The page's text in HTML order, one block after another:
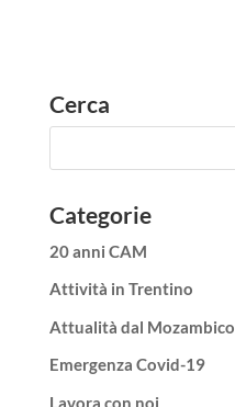
Cerca
Categorie
20 anni CAM
Attività in Trentino
Attualità dal Mozambico
Emergenza Covid-19
Lavora con noi